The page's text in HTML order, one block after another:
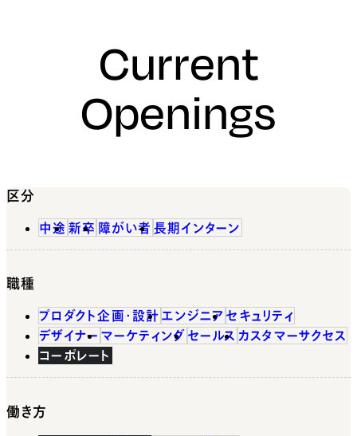
Current
Openings
区分
中途 新卒 障がい者 長期インターン
職種
プロダクト企画・設計 エンジニア セキュリティ
デザイナー マーケティング セールス カスタマーサクセス
コーポレート
働き方